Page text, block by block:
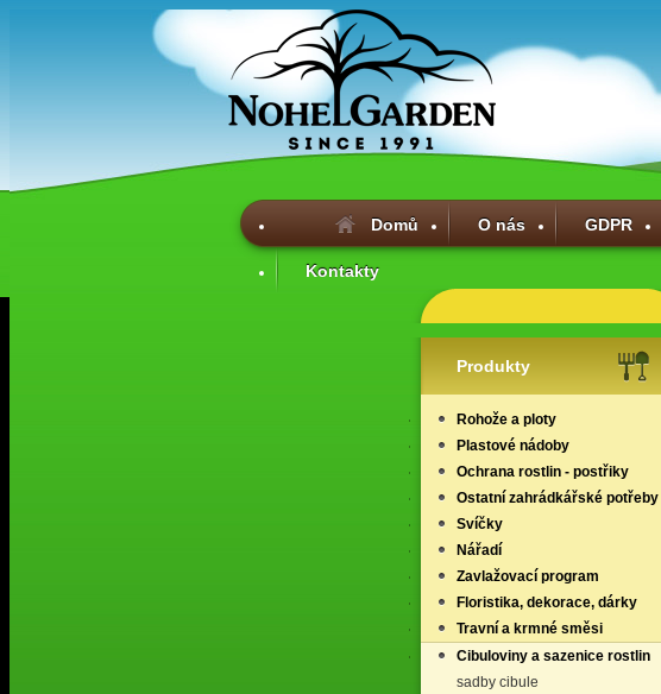
Domů O nás GDPR
Kontakty
Produkty
Rohože a ploty
Plastové nádoby
Ochrana rostlin - postřiky
Ostatní zahrádkářské potřeby
Svíčky
Nářadí
Zavlažovací program
Floristika, dekorace, dárky
Travní a krmné směsi
Cibuloviny a sazenice rostlin
sadby cibule